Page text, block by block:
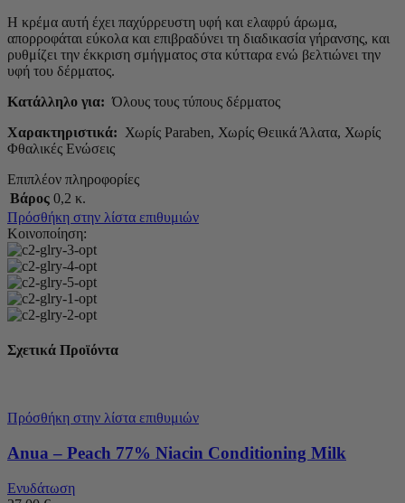
Η κρέμα αυτή έχει παχύρρευστη υφή και ελαφρύ άρωμα,
απορροφάται εύκολα και επιβραδύνει τη διαδικασία γήρανσης, και
ρυθμίζει την έκκριση σμήγματος στα κύτταρα ενώ βελτιώνει την
υφή του δέρματος.
Κατάλληλο για: Όλους τους τύπους δέρματος
Χαρακτηριστικά: Χωρίς Paraben, Χωρίς Θειικά Άλατα, Χωρίς
Φθαλικές Ενώσεις
Επιπλέον πληροφορίες
Βάρος 0,2 κ.
Πρόσθήκη στην λίστα επιθυμιών
Κοινοποίηση:
Σχετικά Προϊόντα
Πρόσθήκη στην λίστα επιθυμιών
Anua – Peach 77% Niacin Conditioning Milk
Ενυδάτωση